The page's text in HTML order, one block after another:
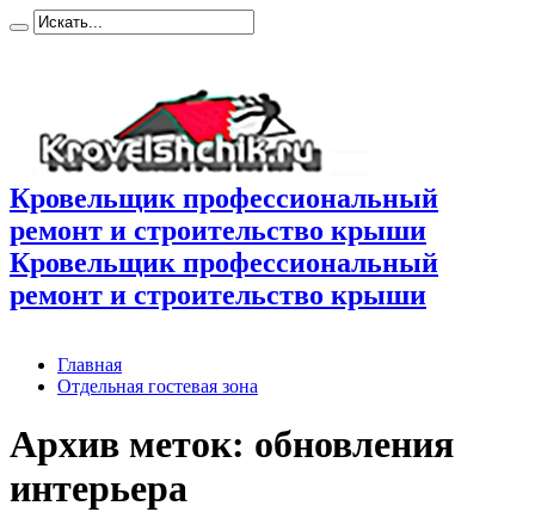
Кровельщик профессиональный
ремонт и строительство крыши
Кровельщик профессиональный
ремонт и строительство крыши
Главная
Отдельная гостевая зона
Архив меток: обновления
интерьера